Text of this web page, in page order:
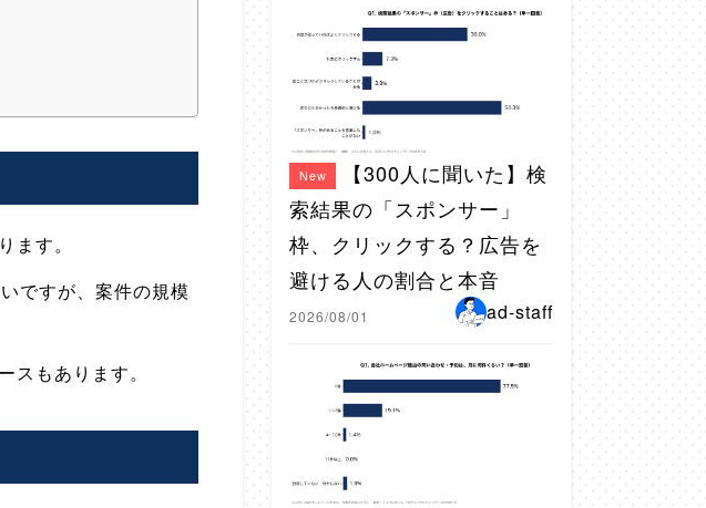
す。
ですが、案件の規模
もあります。
New
【300人に聞いた】検
索結果の「スポンサー」
枠、クリックする？広告を
避ける人の割合と本音
2026/08/01 ad-staff